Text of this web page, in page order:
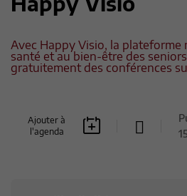
Avec Happy Visio, la plateforme
santé et au bien-être des
gratuitement des conférences
Ajouter à
l'agenda